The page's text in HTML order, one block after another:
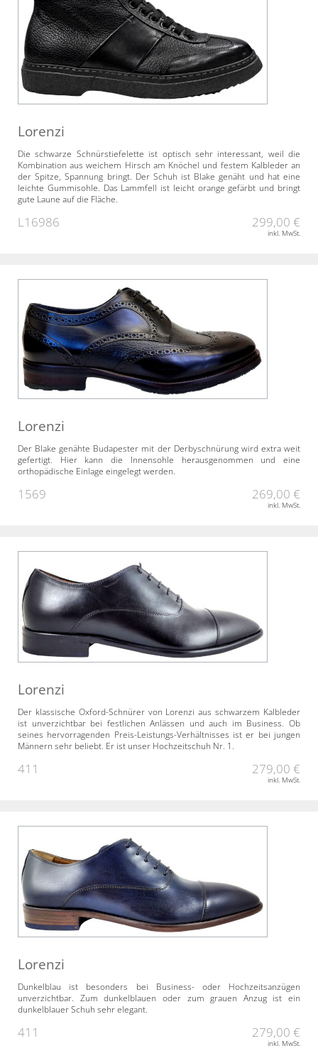
Lorenzi
Die schwarze Schnürstiefelette ist optisch sehr interessant, weil die
Kombination aus weichem Hirsch am Knöchel und festem Kalbleder an
der Spitze, Spannung bringt. Der Schuh ist Blake genäht und hat eine
leichte Gummisohle. Das Lammfell ist leicht orange gefärbt und bringt
gute Laune auf die Fläche.
L16986 299,00 €
inkl. MwSt.
Lorenzi
Der Blake genähte Budapester mit der Derbyschnürung wird extra weit
gefertigt. Hier kann die Innensohle herausgenommen und eine
orthopädische Einlage eingelegt werden.
1569 269,00 €
inkl. MwSt.
Lorenzi
Der klassische Oxford-Schnürer von Lorenzi aus schwarzem Kalbleder
ist unverzichtbar bei festlichen Anlässen und auch im Business. Ob
seines hervorragenden Preis-Leistungs-Verhältnisses ist er bei jungen
Männern sehr beliebt. Er ist unser Hochzeitschuh Nr. 1.
411 279,00 €
inkl. MwSt.
Lorenzi
Dunkelblau ist besonders bei Business- oder Hochzeitsanzügen
unverzichtbar. Zum dunkelblauen oder zum grauen Anzug ist ein
dunkelblauer Schuh sehr elegant.
411 279,00 €
inkl. MwSt.